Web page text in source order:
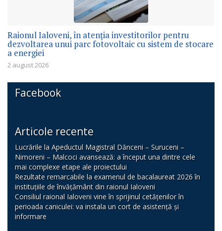
Raionul Ialoveni, în atenția investitorilor pentru
dezvoltarea unui parc fotovoltaic cu sistem de stocare
a energiei
2 august 2026
Facebook
Articole recente
Lucrările la Apeductul Magistral Dănceni – Suruceni –
Nimoreni – Malcoci avansează: a început una dintre cele
mai complexe etape ale proiectului
Rezultate remarcabile la examenul de bacalaureat 2026 în
instituțiile de învățământ din raionul Ialoveni
Consiliul raional Ialoveni vine în sprijinul cetățenilor în
perioada caniculei: va instala un cort de asistență și
informare